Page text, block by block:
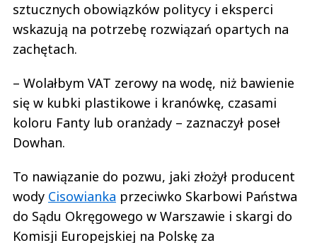
sztucznych obowiązków politycy i eksperci
wskazują na potrzebę rozwiązań opartych na
zachętach.
– Wolałbym VAT zerowy na wodę, niż bawienie
się w kubki plastikowe i kranówkę, czasami
koloru Fanty lub oranżady – zaznaczył poseł
Dowhan.
To nawiązanie do pozwu, jaki złożył producent
wody Cisowianka przeciwko Skarbowi Państwa
do Sądu Okręgowego w Warszawie i skargi do
Komisji Europejskiej na Polskę za